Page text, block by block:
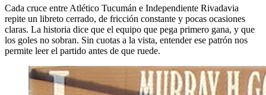
Cada cruce entre Atlético Tucumán e Independiente Rivadavia
repite un libreto cerrado, de fricción constante y pocas ocasiones
claras. La historia dice que el equipo que pega primero gana, y que
los goles no sobran. Sin cuotas a la vista, entender ese patrón nos
permite leer el partido antes de que ruede.